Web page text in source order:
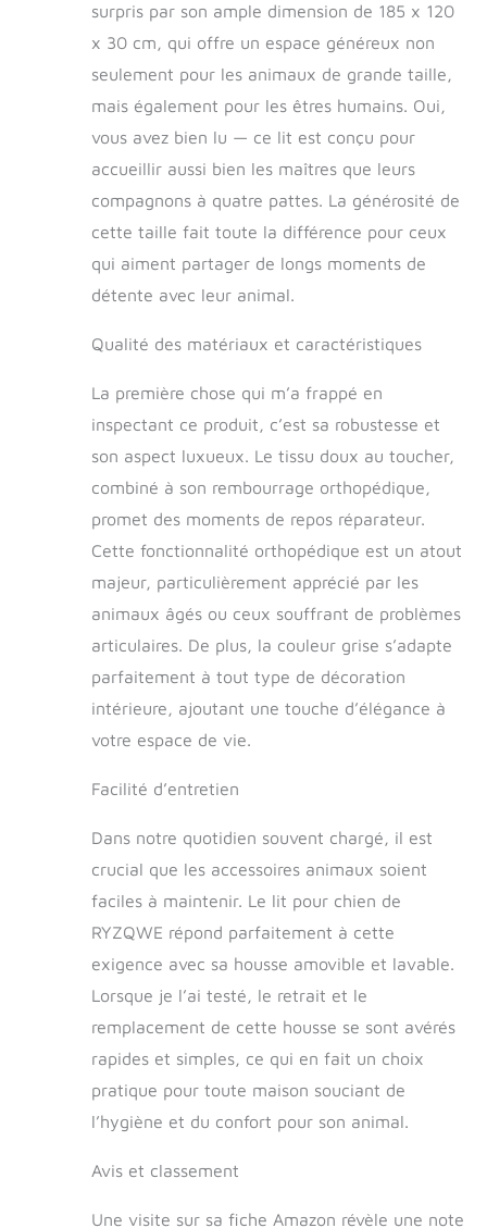
en passant par la
salle de jeux ou le
bureau. Peu importe
où vous êtes, cela
devient votre oasis
de confort !
et confortable :
notre lit for chien est
conçu avec des
rembourrages
latéraux moelleux,
offrant à votre ami à
espace de repos
confortable,
améliorant ainsi son
sentiment de
sécurité. L'utilisation
de notre lit for chien
épaissi aide votre
animal à se sentir
embrassé et en
lien étroit avec votre
ami à quatre pattes:
Votre chien peut
vous rejoindre dans
cet abri partagé, se
pelotonner à côté
chaleur et le confort
de ce lit homme-
le lien entre vous et
votre compagnon
animal. Détente
plongez-vous dans
l'étreinte
chaleureuse de
notre lit homme-
chien et profitez
d'un confort inégalé.
surpris par son ample dimension de 185 x 120
x 30 cm, qui offre un espace généreux non
seulement pour les animaux de grande taille,
mais également pour les êtres humains. Oui,
vous avez bien lu — ce lit est conçu pour
accueillir aussi bien les maîtres que leurs
compagnons à quatre pattes. La générosité de
cette taille fait toute la différence pour ceux
qui aiment partager de longs moments de
détente avec leur animal.
Qualité des matériaux et caractéristiques
La première chose qui m’a frappé en
inspectant ce produit, c’est sa robustesse et
son aspect luxueux. Le tissu doux au toucher,
combiné à son rembourrage orthopédique,
promet des moments de repos réparateur.
Cette fonctionnalité orthopédique est un atout
majeur, particulièrement apprécié par les
animaux âgés ou ceux souffrant de problèmes
articulaires. De plus, la couleur grise s’adapte
parfaitement à tout type de décoration
intérieure, ajoutant une touche d’élégance à
votre espace de vie.
Facilité d’entretien
Dans notre quotidien souvent chargé, il est
crucial que les accessoires animaux soient
faciles à maintenir. Le lit pour chien de
RYZQWE répond parfaitement à cette
exigence avec sa housse amovible et lavable.
Lorsque je l’ai testé, le retrait et le
remplacement de cette housse se sont avérés
rapides et simples, ce qui en fait un choix
pratique pour toute maison souciant de
l’hygiène et du confort pour son animal.
Avis et classement
Une visite sur sa fiche Amazon révèle une note